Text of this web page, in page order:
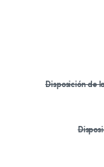
Disposición de